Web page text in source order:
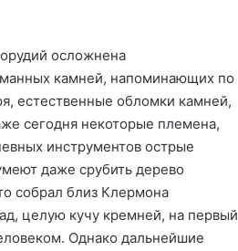
осложнена
камней, напоминающих по
естественные обломки камней,
сегодня некоторые племена,
инструментов острые
даже срубить дерево
собрал близ Клермона
целую кучу кремней, на первый
Однако дальнейшие